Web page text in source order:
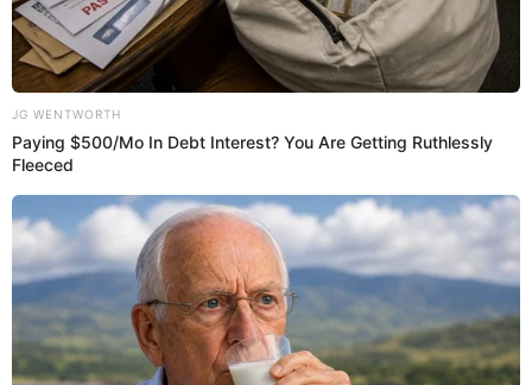
PUEDES VER:
¿Confirman feriado largo este lunes 22 y martes
23 de diciembre a nivel nacional? Esto señala El
Peruano
Tottus en Perú
La cadena de hipermercadosTottus, perteneciente al
holdingchileno Falabella, se ha consolidado como un
actor fundamental en el
retailperuano desde su ingreso al
país a principios de los 2000. Su propuesta de valor,
enfocada en ofrecer una amplia variedad de productos —
desde abarrotes y frescos hasta electrodomésticos y
vestimenta— a precios competitivos, le ha permitido